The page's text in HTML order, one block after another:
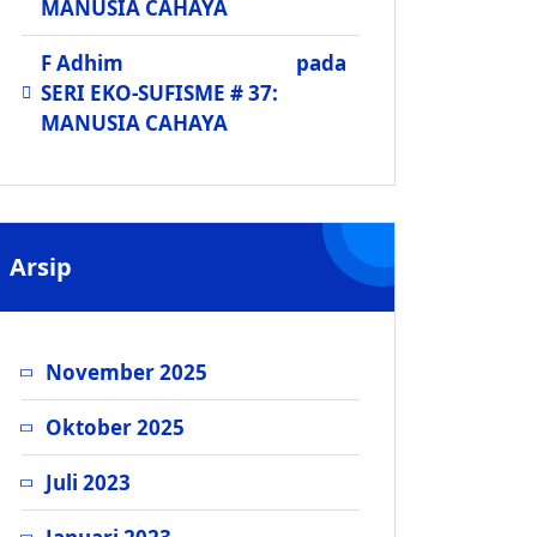
MANUSIA CAHAYA
F Adhim
pada
SERI EKO-SUFISME # 37:
MANUSIA CAHAYA
Arsip
November 2025
Oktober 2025
Juli 2023